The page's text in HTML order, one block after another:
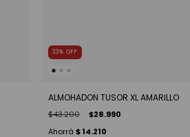
33% OFF
ALMOHADON TUSOR XL AMARILLO
$43.200 $28.990